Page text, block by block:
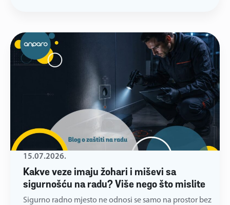
Kakve veze imaju žohari i miševi sa
sigurnošću na radu? Više nego što mislite
15.07.2026.
Sigurno radno mjesto ne odnosi se samo na prostor bez